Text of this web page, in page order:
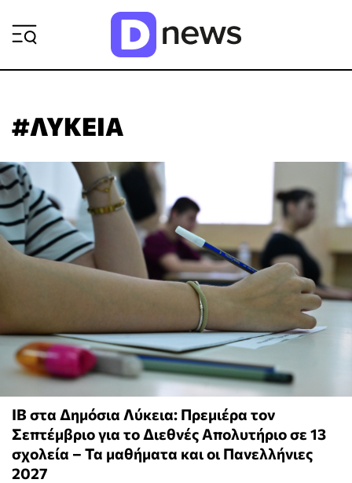
#ΛΥΚΕΙΑ
IB στα Δημόσια Λύκεια: Πρεμιέρα τον
Σεπτέμβριο για το Διεθνές Απολυτήριο σε 13
σχολεία – Τα μαθήματα και οι Πανελλήνιες
2027